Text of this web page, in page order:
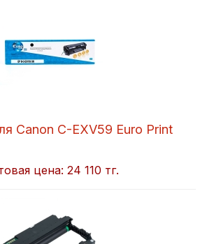
Canon C-EXV59 Euro Print
цена: 24 110 тг.